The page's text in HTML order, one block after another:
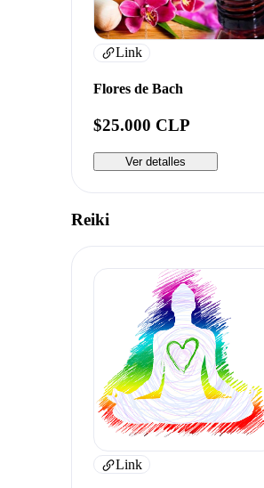
Link
Flores de Bach
$25.000 CLP
Ver detalles
Reiki
Link